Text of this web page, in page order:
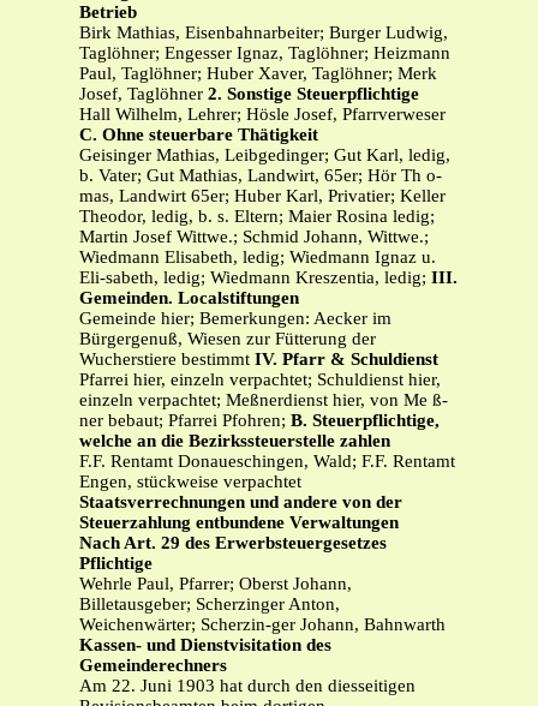
Betrieb
Birk Mathias, Eisenbahnarbeiter; Burger Ludwig,
Taglöhner; Engesser Ignaz, Taglöhner; Heizmann
Paul, Taglöhner; Huber Xaver, Taglöhner; Merk
Josef, Taglöhner 2. Sonstige Steuerpflichtige
Hall Wilhelm, Lehrer; Hösle Josef, Pfarrverweser
C. Ohne steuerbare Thätigkeit
Geisinger Mathias, Leibgedinger; Gut Karl, ledig,
b. Vater; Gut Mathias, Landwirt, 65er; Hör Th o-
mas, Landwirt 65er; Huber Karl, Privatier; Keller
Theodor, ledig, b. s. Eltern; Maier Rosina ledig;
Martin Josef Wittwe.; Schmid Johann, Wittwe.;
Wiedmann Elisabeth, ledig; Wiedmann Ignaz u.
Eli-sabeth, ledig; Wiedmann Kreszentia, ledig; III.
Gemeinden. Localstiftungen
Gemeinde hier; Bemerkungen: Aecker im
Bürgergenuß, Wiesen zur Fütterung der
Wucherstiere bestimmt IV. Pfarr & Schuldienst
Pfarrei hier, einzeln verpachtet; Schuldienst hier,
einzeln verpachtet; Meßnerdienst hier, von Me ß-
ner bebaut; Pfarrei Pfohren; B. Steuerpflichtige,
welche an die Bezirkssteuerstelle zahlen
F.F. Rentamt Donaueschingen, Wald; F.F. Rentamt
Engen, stückweise verpachtet
Staatsverrechnungen und andere von der
Steuerzahlung entbundene Verwaltungen
Nach Art. 29 des Erwerbsteuergesetzes
Pflichtige
Wehrle Paul, Pfarrer; Oberst Johann,
Billetausgeber; Scherzinger Anton,
Weichenwärter; Scherzin-ger Johann, Bahnwarth
Kassen- und Dienstvisitation des
Gemeinderechners
Am 22. Juni 1903 hat durch den diesseitigen